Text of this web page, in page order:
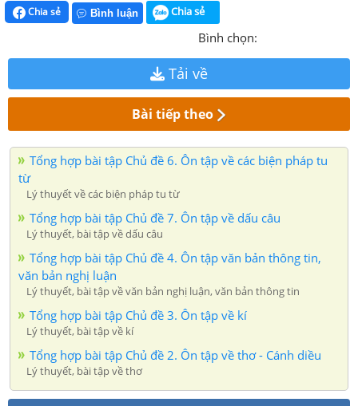
Chia sẻ Bình luận Chia sẻ
Bình chọn:
Tải về
Bài tiếp theo
Tổng hợp bài tập Chủ đề 6. Ôn tập về các biện pháp tu
từ
Lý thuyết về các biện pháp tu từ
Tổng hợp bài tập Chủ đề 7. Ôn tập về dấu câu
Lý thuyết, bài tập về dấu câu
Tổng hợp bài tập Chủ đề 4. Ôn tập văn bản thông tin,
văn bản nghị luận
Lý thuyết, bài tập về văn bản nghị luận, văn bản thông tin
Tổng hợp bài tập Chủ đề 3. Ôn tập về kí
Lý thuyết, bài tập về kí
Tổng hợp bài tập Chủ đề 2. Ôn tập về thơ - Cánh diều
Lý thuyết, bài tập về thơ